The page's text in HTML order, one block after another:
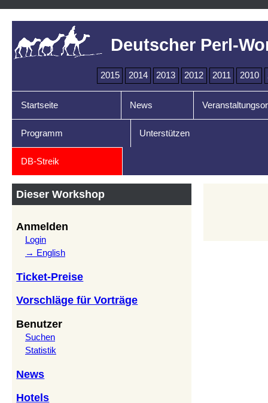
Deutscher Perl-
2015 2014 2013 2012 2011 2010
Startseite News
Programm Unterstützen
DB-Streik
Dieser Workshop
Anmelden
Login
→ English
Ticket-Preise
Vorschläge für Vorträge
Benutzer
Suchen
Statistik
News
Hotels